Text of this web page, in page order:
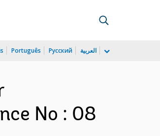
Português Русский العربية
No : 08